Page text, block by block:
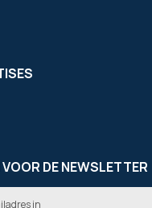
DE NEWSLETTER